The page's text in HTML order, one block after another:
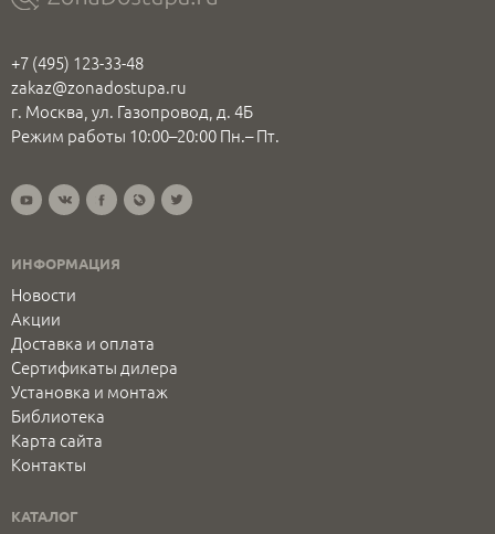
+7 (495) 123-33-48
zakaz@zonadostupa.ru
г. Москва, ул. Газопровод, д. 4Б
Режим работы 10:00–20:00 Пн.– Пт.
ИНФОРМАЦИЯ
Новости
Акции
Доставка и оплата
Сертификаты дилера
Установка и монтаж
Библиотека
Карта сайта
Контакты
КАТАЛОГ